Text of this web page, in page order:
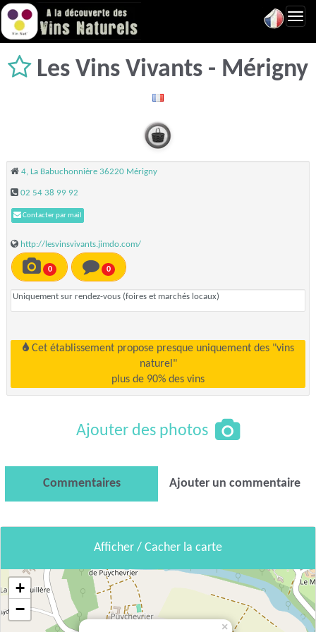
Les Vins Vivants - Mérigny
4, La Babuchonnière 36220 Mérigny
02 54 38 99 92
Contacter par mail
http://lesvinsvivants.jimdo.com/
0 0
Uniquement sur rendez-vous (foires et marchés locaux)
Cet établissement propose presque uniquement des "vins
naturel"
plus de 90% des vins
Ajouter des photos
Commentaires Ajouter un commentaire
Afficher / Cacher la carte
×
+
−